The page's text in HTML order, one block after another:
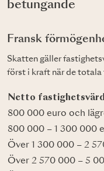
betungande
Fransk
Skatten gäller
först i kraft när de totala
Netto
800 000 euro och
800 000 – 1 300 000
Över 1 300 000 – 2
Över 2 570 000 – 5